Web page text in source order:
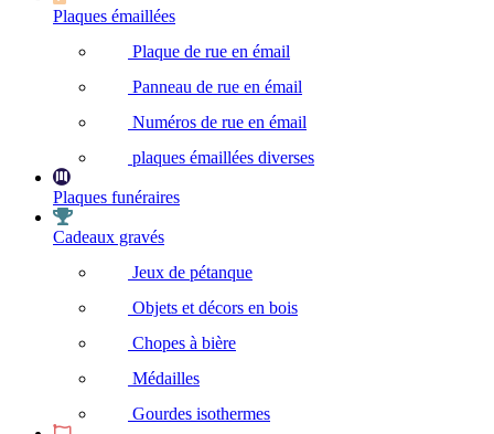
Plaques émaillées
Plaque de rue en émail
Panneau de rue en émail
Numéros de rue en émail
plaques émaillées diverses
Plaques funéraires
Cadeaux gravés
Jeux de pétanque
Objets et décors en bois
Chopes à bière
Médailles
Gourdes isothermes